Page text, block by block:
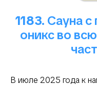
1183. Сауна
оникс во
В июле 2025 года к